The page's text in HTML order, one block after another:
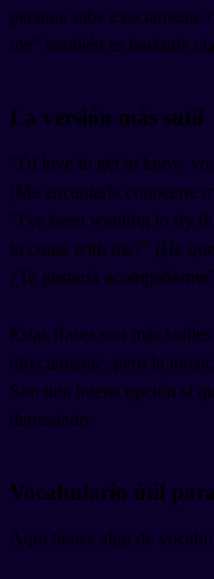
persona sabe
me" también es bastante
La versión más sutil
"I'd love to get to know
(Me encantaría conocerte
"I've been wanting to try
to come with me?" (He
¿Te gustaría
Estas frases son más
directamente, pero la
Son una buena opción si
demasiado.
Vocabulario útil
Aquí tienes algo de